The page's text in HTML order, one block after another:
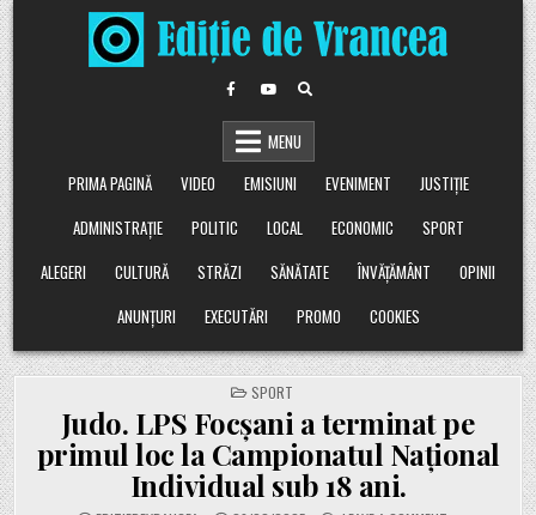
Skip
to
content
MENU
PRIMA PAGINĂ
VIDEO EMISIUNI EVENIMENT
JUSTIȚIE
ADMINISTRAȚIE
POLITIC LOCAL ECONOMIC
SPORT
ALEGERI
CULTURĂ STRĂZI SĂNĂTATE ÎNVĂȚĂMÂNT
OPINII
ANUNȚURI
EXECUTĂRI PROMO COOKIES
POSTED
IN
SPORT
Judo. LPS Focșani a terminat pe
primul loc la Campionatul Național
Individual sub 18 ani.